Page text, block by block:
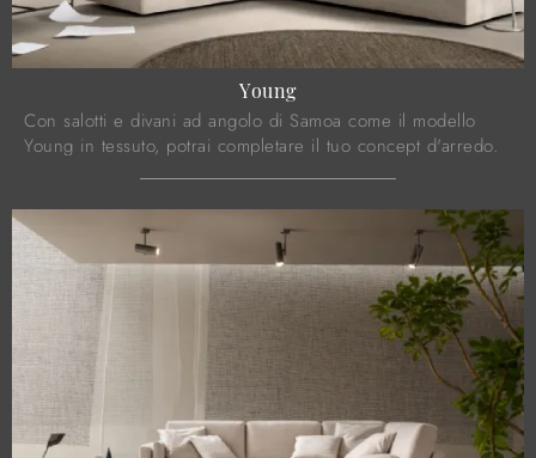
Young
Con salotti e divani ad angolo di Samoa come il modello
Young in tessuto, potrai completare il tuo concept d'arredo.